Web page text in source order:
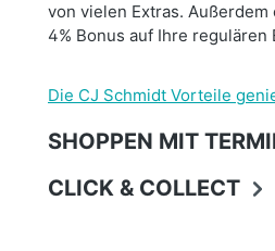
von vielen Extras.
4% Bonus auf Ihre regulären
Die CJ Schmidt Vorteile
SHOPPEN MIT
CLICK & COLLECT